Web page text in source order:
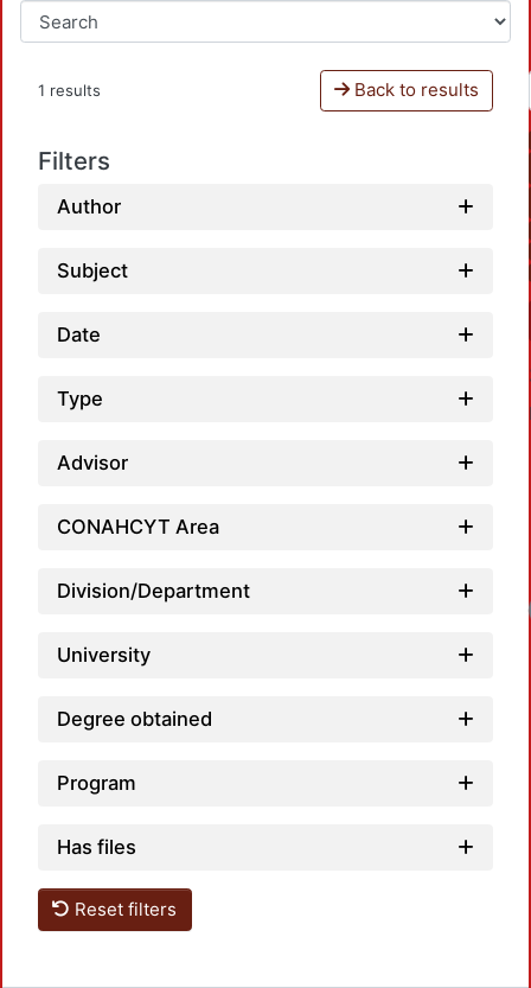
1 results Back to results
Filters
Author
Subject
Date
Type
Advisor
CONAHCYT Area
Division/Department
University
Degree obtained
Program
Has files
Reset filters